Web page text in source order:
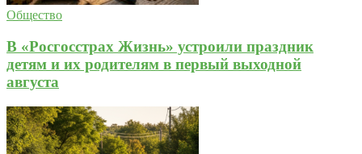
Общество
В «Росгосстрах Жизнь» устроили праздник
детям и их родителям в первый выходной
августа